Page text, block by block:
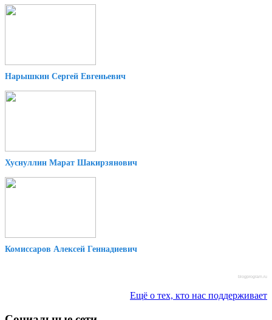
Нарышкин Сергей Евгеньевич
Хуснуллин Марат Шакирзянович
Комиссаров Алексей Геннадиевич
blogprogram.ru
Ещё о тех, кто нас поддерживает